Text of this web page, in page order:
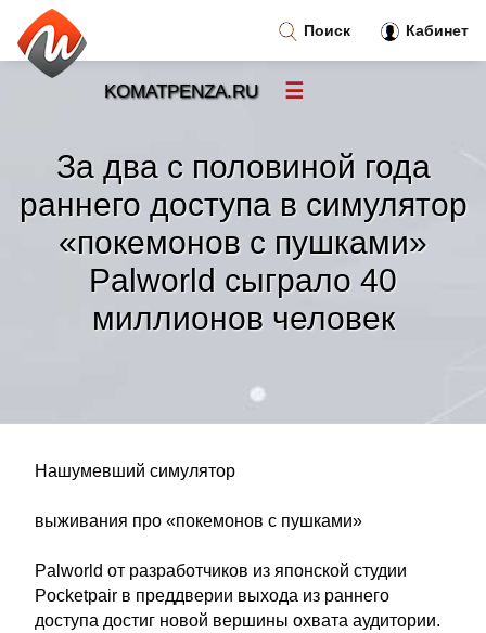
За два с половиной года
раннего доступа в симулятор
«покемонов с пушками»
Palworld сыграло 40
миллионов человек
Нашумевший симулятор
выживания про «покемонов с пушками»
Palworld от разработчиков из японской студии
Pocketpair в преддверии выхода из раннего
доступа достиг новой вершины охвата аудитории.
Поиск Кабинет
KOMATPENZA.RU ☰
Новости»
Тренды новостей»
Рубрики»